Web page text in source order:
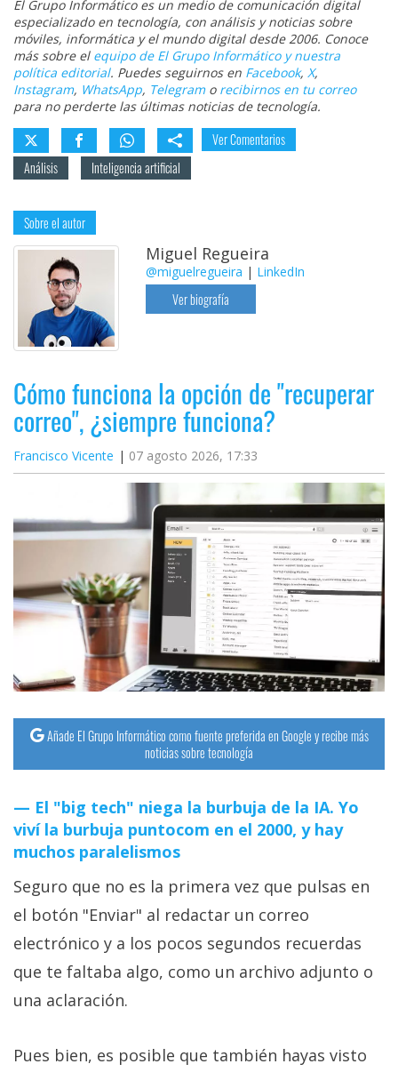
El Grupo Informático es un medio de comunicación digital
especializado en tecnología, con análisis y noticias sobre
móviles, informática y el mundo digital desde 2006. Conoce
más sobre el equipo de El Grupo Informático y nuestra
política editorial. Puedes seguirnos en Facebook, X,
Instagram, WhatsApp, Telegramo recibirnos en tu correo
para no perderte las últimas noticias de tecnología.
Ver Comentarios
Análisis
Inteligencia artificial
Sobre el autor
Miguel Regueira
@miguelregueira | LinkedIn
Ver biografía
Cómo funciona la opción de "recuperar
correo", ¿siempre funciona?
Francisco Vicente 07 agosto 2026, 17:33
Añade El Grupo Informático como fuente preferida en Google y recibe más
noticias sobre tecnología
El "big tech" niega la burbuja de la IA. Yo
viví la burbuja puntocom en el 2000, y hay
muchos paralelismos
Seguro que no es la primera vez que pulsas en
el botón "Enviar" al redactar un correo
electrónico y a los pocos segundos recuerdas
que te faltaba algo, como un archivo adjunto o
una aclaración.
Pues bien, es posible que también hayas visto